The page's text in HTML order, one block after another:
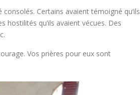
Certains avaient témoigné qu’ils
hostilités qu’ils avaient vécues. Des
Vos prières pour eux sont